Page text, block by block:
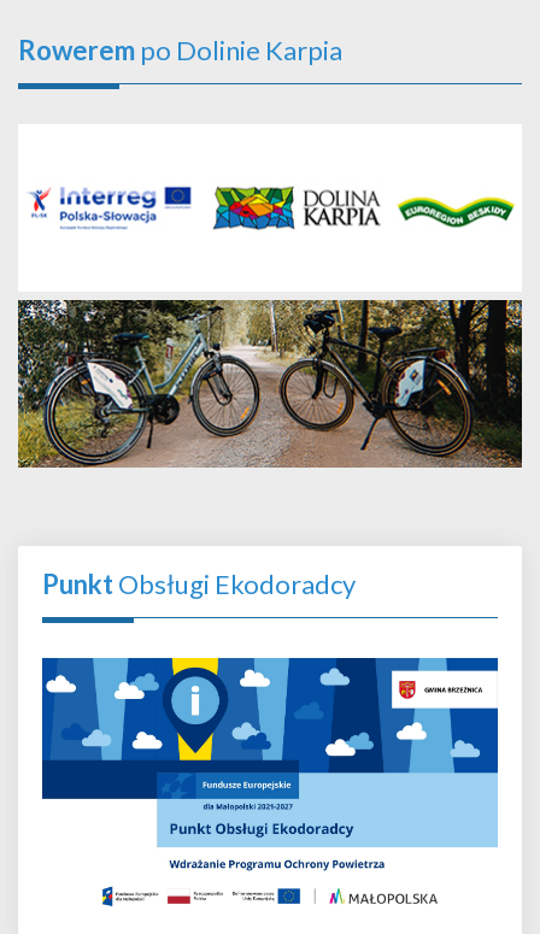
Rowerem po Dolinie Karpia
PunktObsługi Ekodoradcy